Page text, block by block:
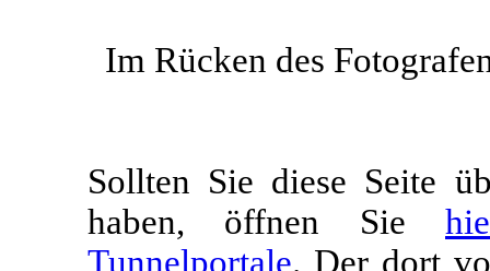
Im Rücken des
Sollten Sie diese Seite
haben, öffnen Sie
Tunnelportale. Der dort